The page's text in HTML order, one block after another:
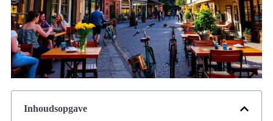
Inhoudsopgave